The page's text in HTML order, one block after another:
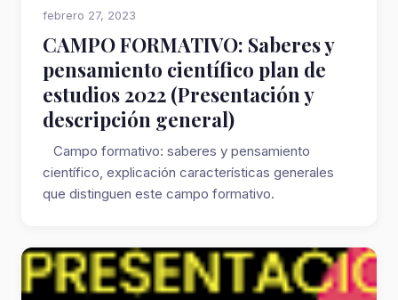
febrero 27, 2023
CAMPO FORMATIVO: Saberes y
pensamiento científico plan de
estudios 2022 (Presentación y
descripción general)
Campo formativo: saberes y pensamiento
científico, explicación características generales
que distinguen este campo formativo.